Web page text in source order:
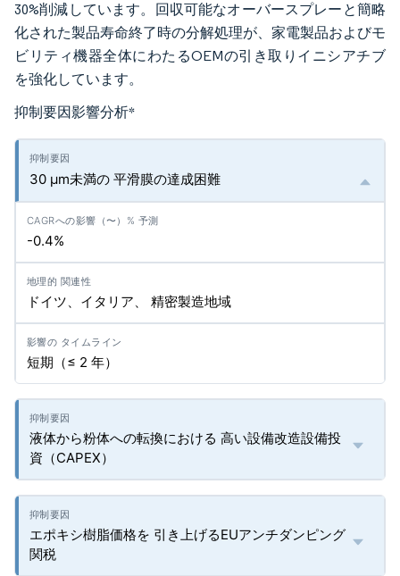
30%削減しています。回収可能なオーバースプレーと簡略
化された製品寿命終了時の分解処理が、家電製品およびモ
ビリティ機器全体にわたるOEMの引き取りイニシアチブ
を強化しています。
抑制要因影響分析*
30 µm未満の 平滑膜の達成困難
-0.4%
ドイツ、イタリア、 精密製造地域
短期（≤ 2 年）
液体から粉体への転換における 高い設備改造設備投
資（CAPEX）
エポキシ樹脂価格を 引き上げるEUアンチダンピング
関税